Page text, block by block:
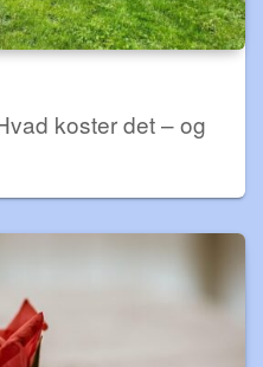
koster det – og